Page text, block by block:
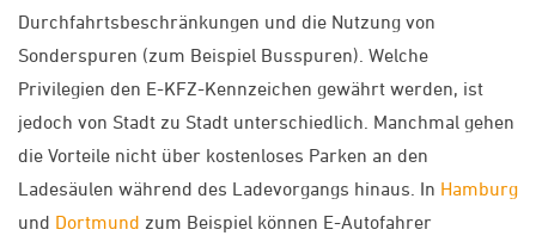
Durchfahrtsbeschränkungen und die Nutzung von
Sonderspuren (zum Beispiel Busspuren). Welche
Privilegien den E-KFZ-Kennzeichen gewährt werden, ist
jedoch von Stadt zu Stadt unterschiedlich. Manchmal gehen
die Vorteile nicht über kostenloses Parken an den
Ladesäulen während des Ladevorgangs hinaus. In Hamburg
und Dortmund zum Beispiel können E-Autofahrer